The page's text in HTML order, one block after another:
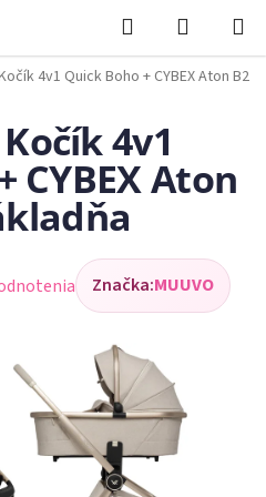
Hľadať
KOŠÍK
4v1 Quick Boho + CYBEX Aton B2
4v1
CYBEX Aton
Značka:MUUVO